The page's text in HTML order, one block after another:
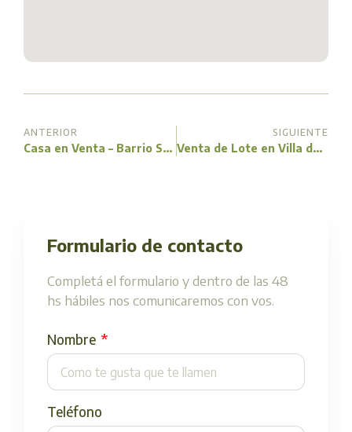
ANTERIOR
Casa en Venta – Barrio Solares de Amboy
SIGUIENTE
Venta de Lote en Villa del Dique (La Sierrita)
Formulario de contacto
Completá el formulario y dentro de las 48
hs hábiles nos comunicaremos con vos.
Nombre
Teléfono